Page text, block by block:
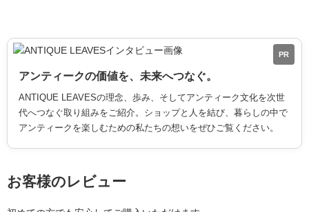
PR
アンティークの価値を、未来へつなぐ。
ANTIQUE LEAVESの理念、歩み、そしてアンティーク文化を次世
代へつなぐ取り組みをご紹介。ショップと人を結び、暮らしの中で
アンティークを楽しむための私たちの想いをぜひご覧ください。
お客様のレビュー